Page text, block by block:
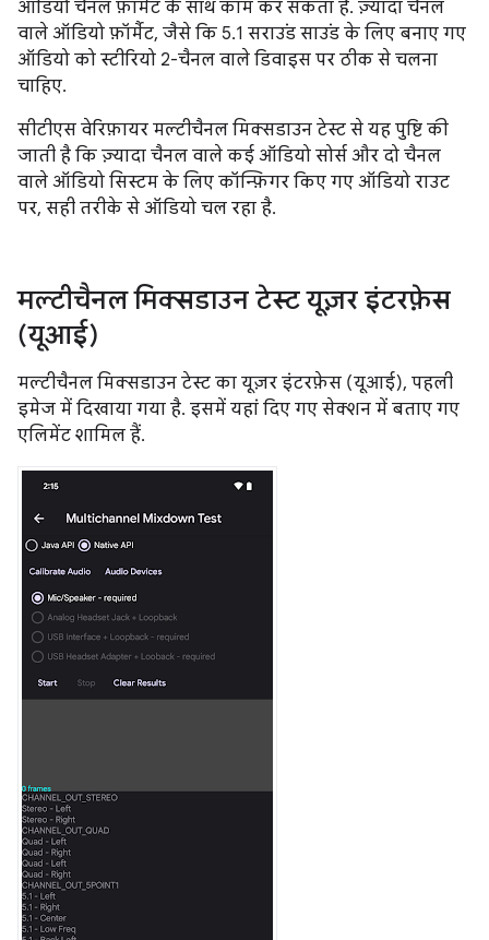
ऑडियो चैनल फ़ॉर्मैट के साथ काम कर सकता है. ज़्यादा चैनल
वाले ऑडियो फ़ॉर्मैट, जैसे कि 5.1 सराउंड साउंड के लिए बनाए गए
ऑडियो को स्टीरियो 2-चैनल वाले डिवाइस पर ठीक से चलना
चाहिए.
सीटीएस वेरिफ़ायर मल्टीचैनल मिक्सडाउन टेस्ट से यह पुष्टि की
जाती है कि ज़्यादा चैनल वाले कई ऑडियो सोर्स और दो चैनल
वाले ऑडियो सिस्टम के लिए कॉन्फ़िगर किए गए ऑडियो राउट
पर, सही तरीके से ऑडियो चल रहा है.
मल्टीचैनल मिक्सडाउन टेस्ट यूज़र इंटरफ़ेस
(यूआई)
मल्टीचैनल मिक्सडाउन टेस्ट का यूज़र इंटरफ़ेस (यूआई), पहली
इमेज में दिखाया गया है. इसमें यहां दिए गए सेक्शन में बताए गए
एलिमेंट शामिल हैं.